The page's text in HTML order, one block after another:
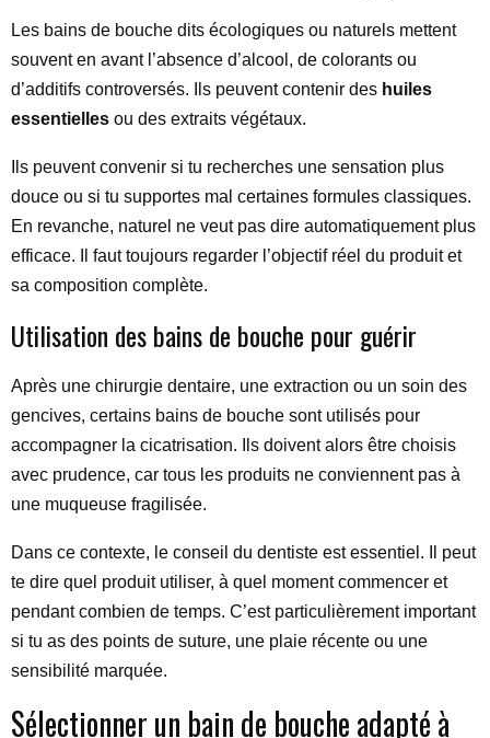
Les bains de bouche dits écologiques ou naturels mettent
souvent en avant l’absence d’alcool, de colorants ou
d’additifs controversés. Ils peuvent contenir des huiles
essentielles ou des extraits végétaux.
Ils peuvent convenir si tu recherches une sensation plus
douce ou si tu supportes mal certaines formules classiques.
En revanche, naturel ne veut pas dire automatiquement plus
efficace. Il faut toujours regarder l’objectif réel du produit et
sa composition complète.
Utilisation des bains de bouche pour guérir
Après une chirurgie dentaire, une extraction ou un soin des
gencives, certains bains de bouche sont utilisés pour
accompagner la cicatrisation. Ils doivent alors être choisis
avec prudence, car tous les produits ne conviennent pas à
une muqueuse fragilisée.
Dans ce contexte, le conseil du dentiste est essentiel. Il peut
te dire quel produit utiliser, à quel moment commencer et
pendant combien de temps. C’est particulièrement important
si tu as des points de suture, une plaie récente ou une
sensibilité marquée.
Sélectionner un bain de bouche adapté à